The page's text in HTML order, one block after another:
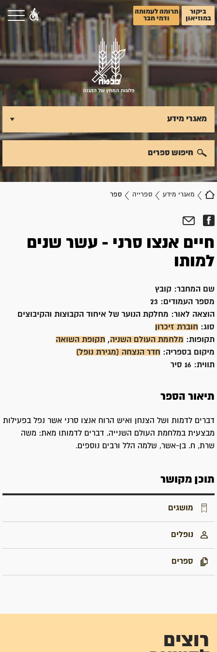
ביקור
במוזיאון
תרומה לעמותה
ודמי חבר
פלוגות המחץ של ההגנה
מאגרי מידע ספרייה ספר
מאגרי מידע
חיפוש ספרים
חיים אנצו סרני - עשר שנים
למותו
שם המחבר: קובץ
מספר העמודים: 23
הוצאה לאור: מחלקת הנוער של איחוד הקבוצות והקיבוצים
סוג: חוברת זיכרון
תקופות: מלחמת העולם השניה, תקופת השואה
מיקום בספריה: חדר הנצחה (מגירת נופל)
תווית: 16 סיר
תיאור הספר
דברים לדמות ושל הצנחן ואיש הרוח אנצו סרני אשר נפל בפעילות
מבצעית במלחמת העולם השנייה. דברים לדמותו מאת: משה
שרת, ח. בן-אשר, שלמה הלל ורבים נוספים.
תוכן מקושר
מושגים
נופלים
ספרים
רוצים